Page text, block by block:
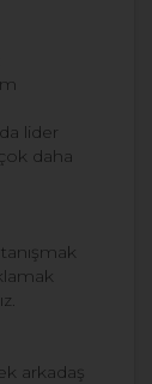
lider
daha
arkadaş